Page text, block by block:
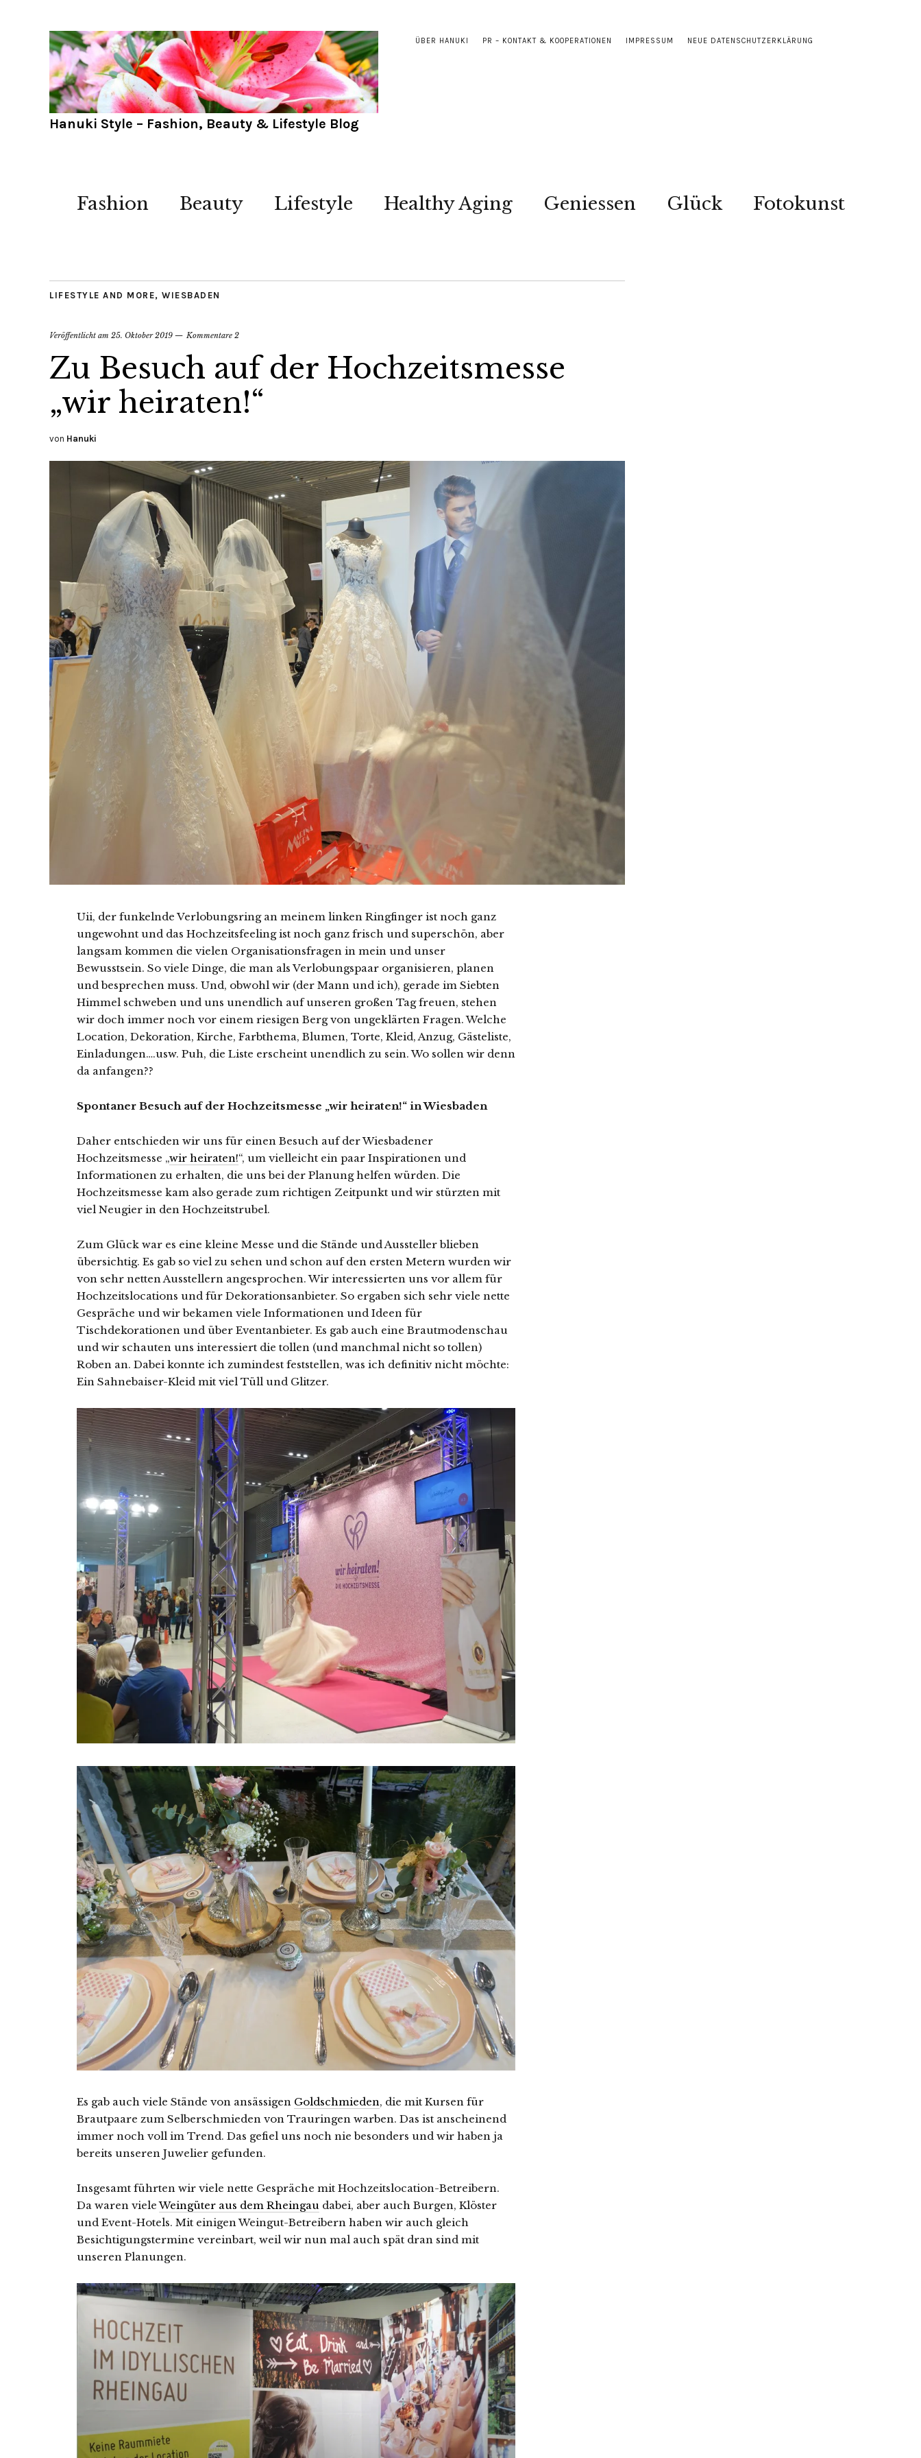
ÜBER HANUKI PR – KONTAKT & KOOPERATIONEN IMPRESSUM NEUE DATENSCHUTZERKLÄRUNG
Hanuki Style – Fashion, Beauty & Lifestyle Blog
Fashion Beauty Lifestyle Healthy Aging Geniessen Glück Fotokunst
LIFESTYLE AND MORE, WIESBADEN
Veröffentlicht am 25. Oktober 2019 Kommentare 2
Zu Besuch auf der Hochzeitsmesse
„wir heiraten!“
von Hanuki
Uii, der funkelnde Verlobungsring an meinem linken Ringfinger ist noch ganz
ungewohnt und das Hochzeitsfeeling ist noch ganz frisch und superschön, aber
langsam kommen die vielen Organisationsfragen in mein und unser
Bewusstsein. So viele Dinge, die man als Verlobungspaar organisieren, planen
und besprechen muss. Und, obwohl wir (der Mann und ich), gerade im Siebten
Himmel schweben und uns unendlich auf unseren großen Tag freuen, stehen
wir doch immer noch vor einem riesigen Berg von ungeklärten Fragen. Welche
Location, Dekoration, Kirche, Farbthema, Blumen, Torte, Kleid, Anzug, Gästeliste,
Einladungen….usw. Puh, die Liste erscheint unendlich zu sein. Wo sollen wir denn
da anfangen??
Spontaner Besuch auf der Hochzeitsmesse „wir heiraten!“ in Wiesbaden
Daher entschieden wir uns für einen Besuch auf der Wiesbadener
Hochzeitsmesse „wir heiraten!“, um vielleicht ein paar Inspirationen und
Informationen zu erhalten, die uns bei der Planung helfen würden. Die
Hochzeitsmesse kam also gerade zum richtigen Zeitpunkt und wir stürzten mit
viel Neugier in den Hochzeitstrubel.
Zum Glück war es eine kleine Messe und die Stände und Aussteller blieben
übersichtig. Es gab so viel zu sehen und schon auf den ersten Metern wurden wir
von sehr netten Ausstellern angesprochen. Wir interessierten uns vor allem für
Hochzeitslocations und für Dekorationsanbieter. So ergaben sich sehr viele nette
Gespräche und wir bekamen viele Informationen und Ideen für
Tischdekorationen und über Eventanbieter. Es gab auch eine Brautmodenschau
und wir schauten uns interessiert die tollen (und manchmal nicht so tollen)
Roben an. Dabei konnte ich zumindest feststellen, was ich definitiv nicht möchte:
Ein Sahnebaiser-Kleid mit viel Tüll und Glitzer.
Es gab auch viele Stände von ansässigen Goldschmieden, die mit Kursen für
Brautpaare zum Selberschmieden von Trauringen warben. Das ist anscheinend
immer noch voll im Trend. Das gefiel uns noch nie besonders und wir haben ja
bereits unseren Juwelier gefunden.
Insgesamt führten wir viele nette Gespräche mit Hochzeitslocation-Betreibern.
Da waren vieleWeingüter aus dem Rheingau dabei, aber auch Burgen, Klöster
und Event-Hotels. Mit einigen Weingut-Betreibern haben wir auch gleich
Besichtigungstermine vereinbart, weil wir nun mal auch spät dran sind mit
unseren Planungen.